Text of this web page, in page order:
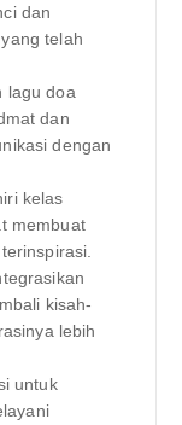
dan
telah
lagu doa
dan
dengan
kelas
membuat
kisah-
lebih
untuk